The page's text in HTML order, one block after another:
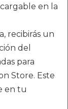
en la
recibirás un
del
para
Store. Este
en tu